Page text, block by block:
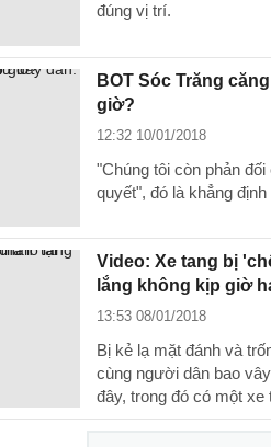
đúng vị trí.
BOT Sóc Trăng
giờ?
12:32 10/01/2018
"Chúng tôi còn phản
quyết", đó là khẳng
Video: Xe tang bị
lắng không kịp giờ
13:53 08/01/2018
Bị kẻ lạ mặt đánh và
cùng người dân bao
đây, trong đó có một